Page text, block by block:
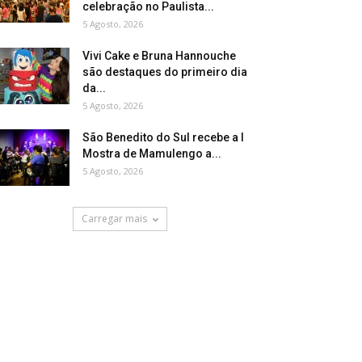
celebração no Paulista...
5 Agosto, 2026
Vivi Cake e Bruna Hannouche
são destaques do primeiro dia
da...
5 Agosto, 2026
São Benedito do Sul recebe a I
Mostra de Mamulengo a...
5 Agosto, 2026
Carregar mais